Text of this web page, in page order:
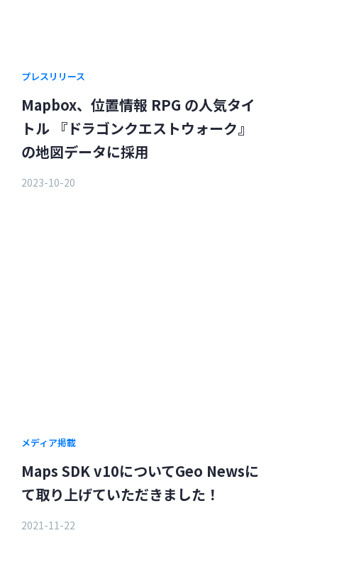
プレスリリース
Mapbox、位置情報 RPG の人気タイ
トル 『ドラゴンクエストウォーク』
の地図データに採用
2023-10-20
メディア掲載
Maps SDK v10についてGeo Newsに
て取り上げていただきました！
2021-11-22